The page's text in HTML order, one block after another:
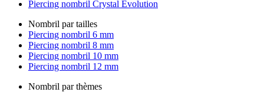
Piercing nombril Crystal Evolution
Nombril par tailles
Piercing nombril 6 mm
Piercing nombril 8 mm
Piercing nombril 10 mm
Piercing nombril 12 mm
Nombril par thèmes